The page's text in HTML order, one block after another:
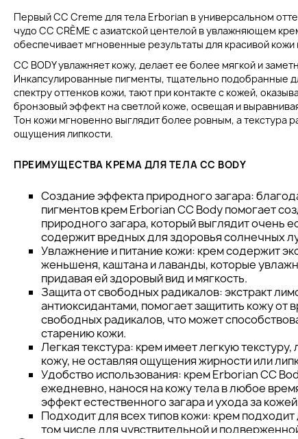
Первый CC Creme для тела Erborian в универсальном
чудо CC CRÈME с азиатской центелой в увлажняющем
обеспечивает мгновенные результаты для красивой кожи
CC BODY увлажняет кожу, делает ее более мягкой и
Инкапсулированные пигменты, тщательно подобранные
спектру оттенков кожи, тают при контакте с кожей,
бронзовый эффект на светлой коже, освещая и
Тон кожи мгновенно выглядит более ровным, а текстура
ощущения липкости.
ПРЕИМУЩЕСТВА КРЕМА ДЛЯ ТЕЛА CC BODY
Создание эффекта природного загара:
пигментов крем Erborian CC Body помогает
природного загара, который выглядит очень
содержит вредных для здоровья солнечных
Увлажнение и питание кожи: крем содержит
женьшеня, каштана и лаванды, которые
придавая ей здоровый вид и мягкость.
Защита от свободных радикалов: экстракт
антиоксидантами, помогает защитить кожу от
свободных радикалов, что может
старению кожи.
Легкая текстура: крем имеет легкую
кожу, не оставляя ощущения жирности или
Удобство использования: крем Erborian CC
ежедневно, нанося на кожу тела в любое
эффект естественного загара и ухода за
Подходит для всех типов кожи: крем подходит
том числе для чувствительной и